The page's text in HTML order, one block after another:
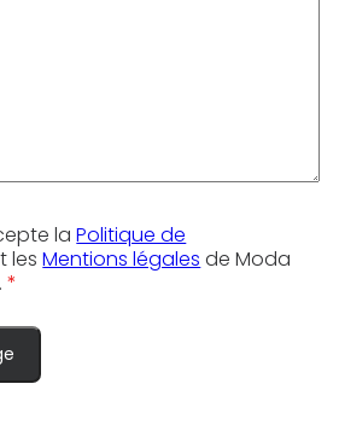
laPolitique de
lesMentions légales de Moda
*